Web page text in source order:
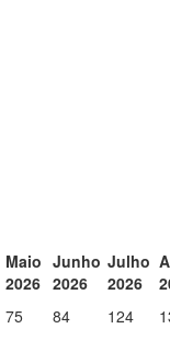
Maio
2026
Junho
2026
Julho
2026
75 84 124